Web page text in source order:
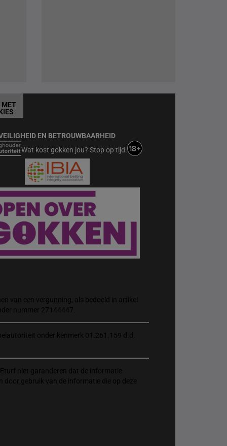
EN BETROUWBAARHEID
Wat kost gokken jou? Stop op tijd.
van een vergunning, als bedoeld in artikel
nummer 27144447.
onder kenmerk 01.261.159 d.d.
niet garanderen dat de informatie
gebruik van de informatie die op deze